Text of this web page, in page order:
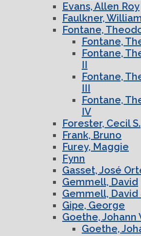
Evans, Allen Roy
Faulkner,
Fontane,
Fontane,
Fontane,
II
Fontane,
III
Fontane,
IV
Forester, Cecil S.
Frank, Bruno
Furey, Maggie
Fynn
Gasset, José
Gemmell, David
Gemmell, David
Gipe, George
Goethe,
Goethe,